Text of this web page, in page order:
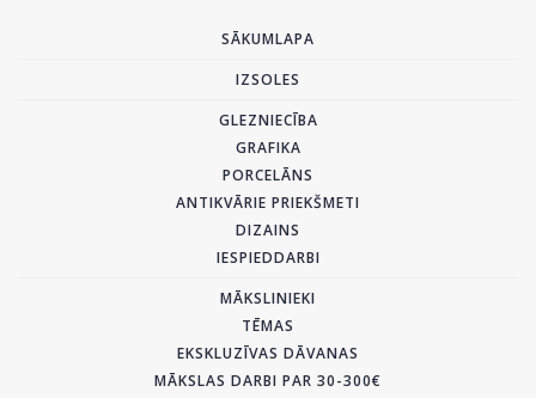
SĀKUMLAPA
IZSOLES
GLEZNIECĪBA
GRAFIKA
PORCELĀNS
ANTIKVĀRIE PRIEKŠMETI
DIZAINS
IESPIEDDARBI
MĀKSLINIEKI
TĒMAS
EKSKLUZĪVAS DĀVANAS
MĀKSLAS DARBI PAR 30-300€